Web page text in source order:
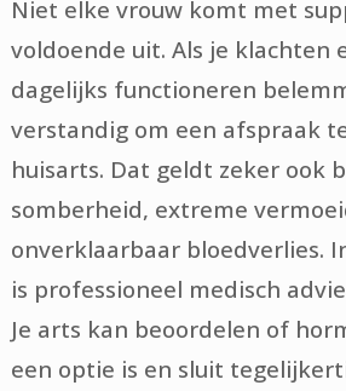
Niet elke vrouw komt met
voldoende uit. Als je klachten
dagelijks functioneren
verstandig om een afspraak
huisarts. Dat geldt zeker ook
somberheid, extreme
onverklaarbaar bloedverlies.
is professioneel medisch
Je arts kan beoordelen of
een optie is en sluit